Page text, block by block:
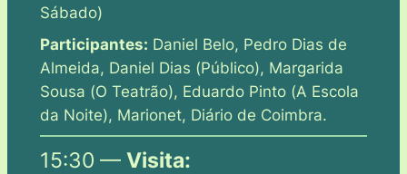
Sábado)
Participantes: Daniel Belo, Pedro Dias de
Almeida, Daniel Dias (Público), Margarida
Sousa (O Teatrão), Eduardo Pinto (A Escola
da Noite), Marionet, Diário de Coimbra.
15:30 — Visita: